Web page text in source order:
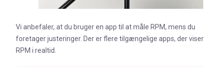
Vi anbefaler, at du bruger en app til at måle RPM, mens du
foretager justeringer. Der er flere tilgængelige apps, der viser
RPM i realtid.